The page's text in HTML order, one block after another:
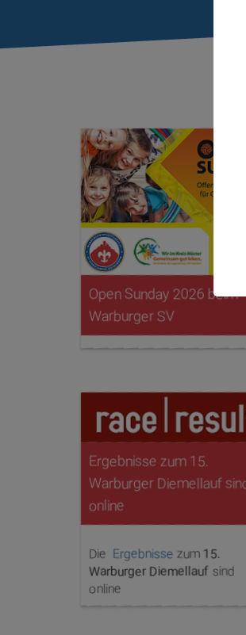
Open Sunday 2026 beim
Warburger SV
Ergebnisse zum 15.
Warburger Diemellauf
online
Die Ergebnisse zum 15.
Warburger Diemellauf sind
online